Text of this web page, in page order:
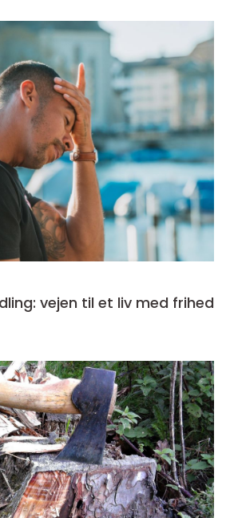
vejen til et liv med frihed